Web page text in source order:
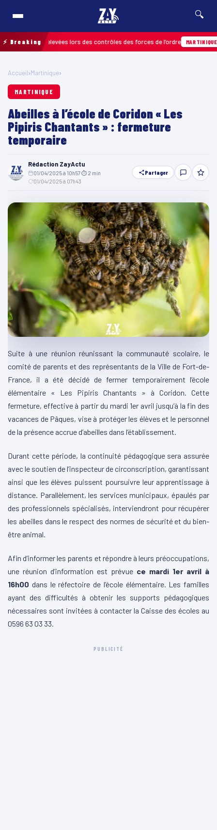
🔍
⚡ Breakingrelevées lors des contrôles des forces de l’ordre MARTINIQUE
Accueil›Martinique›
MARTINIQUE
Abeilles à l’école de Coridon « Les
Pipiris Chantants » : fermeture
temporaire
Rédaction ZayActu
01/04/2025 à 10h57⏱ 2 min
01/04/2025 à 07h43
Partager
Suite à une réunion réunissant la communauté scolaire, le
comité de parents et des représentants de la Ville de Fort-de-
France, il a été décidé de fermer temporairement l’école
élémentaire « Les Pipiris Chantants » à Coridon. Cette
fermeture, effective à partir du mardi 1er avril jusqu’à la fin des
vacances de Pâques, vise à protéger les élèves et le personnel
de la présence accrue d’abeilles dans l’établissement.
Durant cette période, la continuité pédagogique sera assurée
avec le soutien de l’inspecteur de circonscription, garantissant
ainsi que les élèves puissent poursuivre leur apprentissage à
distance. Parallèlement, les services municipaux, épaulés par
des professionnels spécialisés, interviendront pour récupérer
les abeilles dans le respect des normes de sécurité et du bien-
être animal.
Afin d’informer les parents et répondre à leurs préoccupations,
une réunion d’information est prévue ce mardi 1er avril à
16h00 dans le réfectoire de l’école élémentaire. Les familles
ayant des difficultés à obtenir les supports pédagogiques
nécessaires sont invitées à contacter la Caisse des écoles au
0596 63 03 33.
PUBLICITÉ